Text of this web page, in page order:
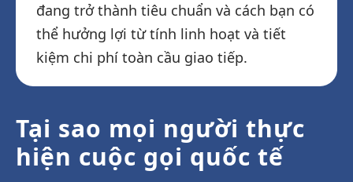
đang trở thành tiêu chuẩn và cách bạn có
thể hưởng lợi từ tính linh hoạt và tiết
kiệm chi phí toàn cầu giao tiếp.
Tại sao mọi người thực
hiện cuộc gọi quốc tế